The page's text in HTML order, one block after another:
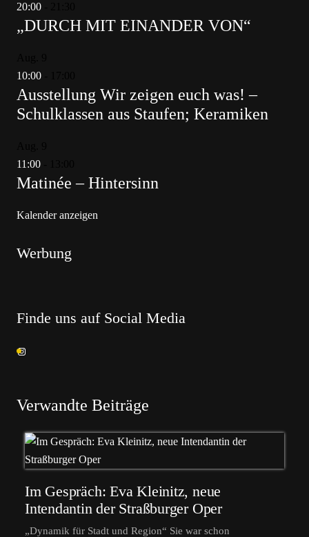
20:00
„DURCH MIT EINANDER VON“
10:00
Ausstellung Wir zeigen euch was! –
Schulklassen aus Staufen; Keramiken
11:00
Matinée – Hintersinn
Kalender anzeigen
Werbung
Finde uns auf Social Media
Verwandte Beiträge
Im Gespräch: Eva Kleinitz, neue
Intendantin der Straßburger Oper
„Dynamik für Stadt und Region“ Sie war schon